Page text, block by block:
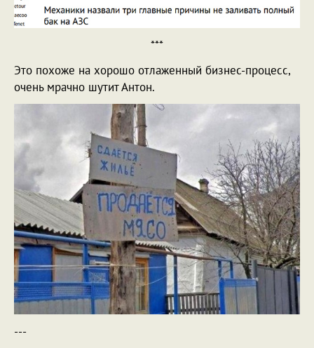
***
Это похоже на хорошо отлаженный бизнес-процесс,
очень мрачно шутит Антон.
---